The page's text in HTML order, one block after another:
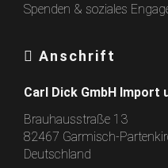
Spenden & soziales
Anschrift
Carl Dick GmbH Import
Brauhausstraße 13
82467 Garmisch-
Deutschland